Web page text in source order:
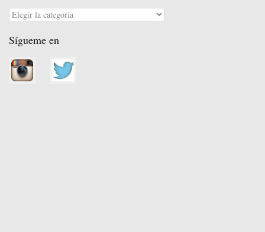
Categorías
Sígueme en